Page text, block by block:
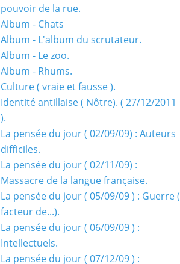
pouvoir de la rue.
Album - Chats
Album - L'album du scrutateur.
Album - Le zoo.
Album - Rhums.
Culture ( vraie et fausse ).
Identité antillaise ( Nôtre). ( 27/12/2011
).
La pensée du jour ( 02/09/09) : Auteurs
difficiles.
La pensée du jour ( 02/11/09) :
Massacre de la langue française.
La pensée du jour ( 05/09/09 ) : Guerre (
facteur de...).
La pensée du jour ( 06/09/09 ) :
Intellectuels.
La pensée du jour ( 07/12/09 ) :